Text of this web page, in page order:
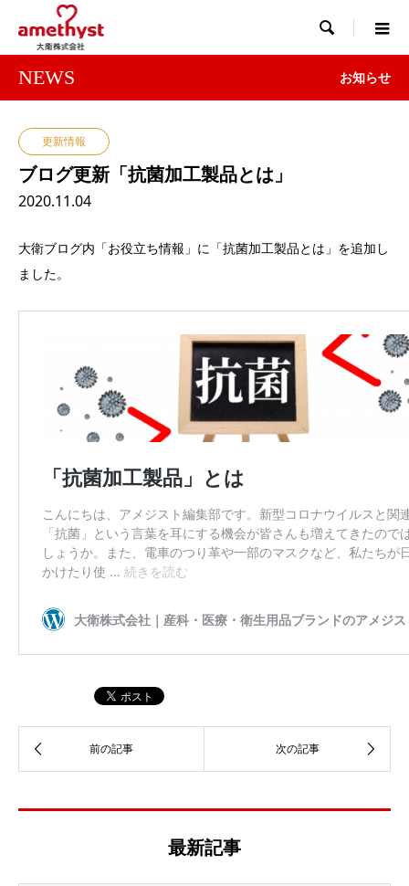

NEWS お知らせ
更新情報
ブログ更新「抗菌加工製品とは」
2020.11.04
大衛ブログ内「お役立ち情報」に「抗菌加工製品とは」を追加し
ました。
最新記事